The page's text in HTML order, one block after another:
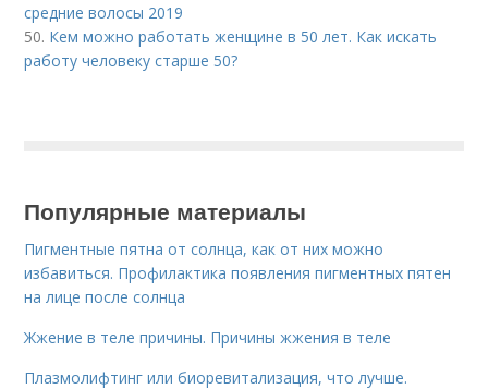
средние волосы 2019
50. Кем можно работать женщине в 50 лет. Как искать
работу человеку старше 50?
Популярные материалы
Пигментные пятна от солнца, как от них можно
избавиться. Профилактика появления пигментных пятен
на лице после солнца
Жжение в теле причины. Причины жжения в теле
Плазмолифтинг или биоревитализация, что лучше.